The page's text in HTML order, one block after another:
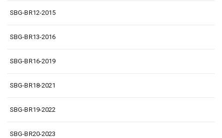
SBG-BR12-2015
SBG-BR13-2016
SBG-BR16-2019
SBG-BR18-2021
SBG-BR19-2022
SBG-BR20-2023